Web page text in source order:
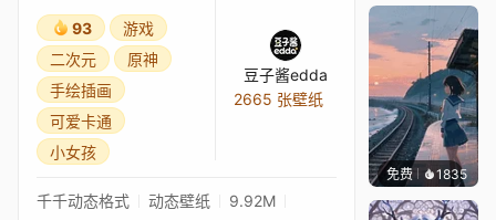
93
游戏
二次元
原神
手绘插画
可爱卡通
小女孩
豆子酱edda
2665 张壁纸
千千动态格式 动态壁纸
9.92M
免费 1835辰东